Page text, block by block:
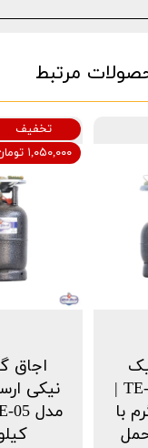
مرتبط
اجاق
نیکی
تخفیف
۱,۰۵۰,۰۰۰ تومان
نیکی مدل TE-02 |
با